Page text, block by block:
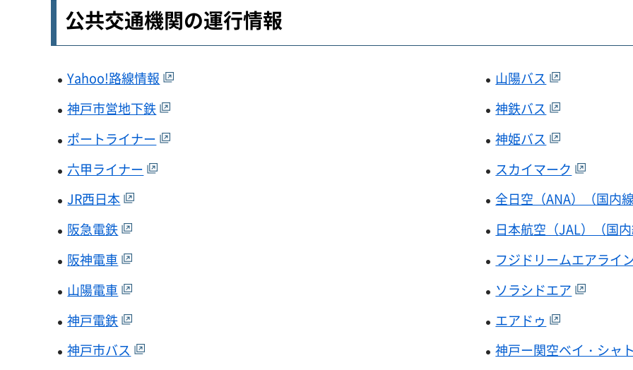
公共交通機関の運行情報
Yahoo!路線情報
神戸市営地下鉄
ポートライナー
六甲ライナー
JR西日本
阪急電鉄
阪神電車
山陽電車
神戸電鉄
神戸市バス
山陽バス
神鉄バス
神姫バス
スカイマーク
全日空（ANA）（国内線
日本航空（JAL）（国内
フジドリームエアライ
ソラシドエア
エアドゥ
神戸ー関空ベイ・シャ